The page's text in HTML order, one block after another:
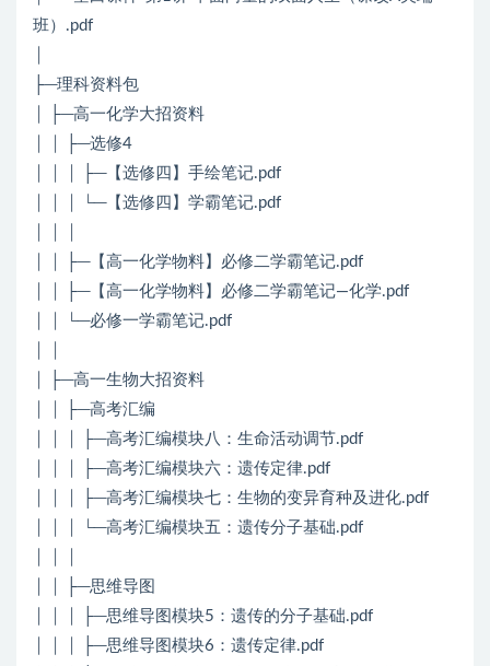
班）.pdf
├─理科资料包
│ ├─高一化学大招资料
│ │ ├─选修4
│ │ │ ├─【选修四】手绘笔记.pdf
│ │ │ └─【选修四】学霸笔记.pdf
│ │ ├─【高一化学物料】必修二学霸笔记.pdf
│ │ ├─【高一化学物料】必修二学霸笔记—化学.pdf
│ │ └─必修一学霸笔记.pdf
│ ├─高一生物大招资料
│ │ ├─高考汇编
│ │ │ ├─高考汇编模块八：生命活动调节.pdf
│ │ │ ├─高考汇编模块六：遗传定律.pdf
│ │ │ ├─高考汇编模块七：生物的变异育种及进化.pdf
│ │ │ └─高考汇编模块五：遗传分子基础.pdf
│ │ ├─思维导图
│ │ │ ├─思维导图模块5：遗传的分子基础.pdf
│ │ │ ├─思维导图模块6：遗传定律.pdf